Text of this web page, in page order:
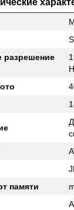
разрешение
памяти